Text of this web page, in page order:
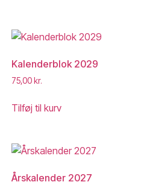
Kalenderblok 2029
75,00 kr.
Tilføj til kurv
Årskalender 2027